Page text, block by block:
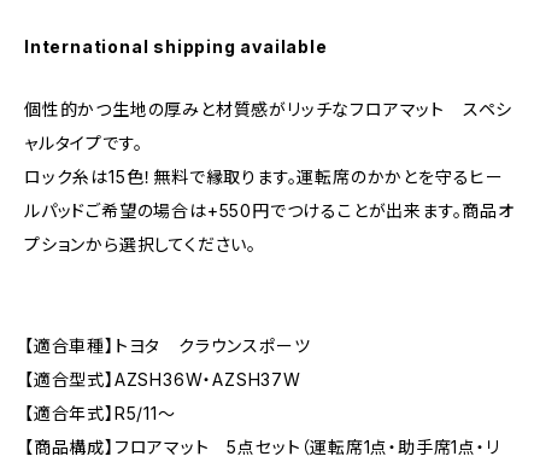
International shipping available
個性的かつ生地の厚みと材質感がリッチなフロアマット スペシ
ャルタイプです。
ロック糸は15色！無料で縁取ります。運転席のかかとを守るヒー
ルパッドご希望の場合は+550円でつけることが出来ます。商品オ
プションから選択してください。
【適合車種】トヨタ クラウンスポーツ
【適合型式】AZSH36W・AZSH37W
【適合年式】R5/11〜
【商品構成】フロアマット 5点セット（運転席1点・助手席1点・リ